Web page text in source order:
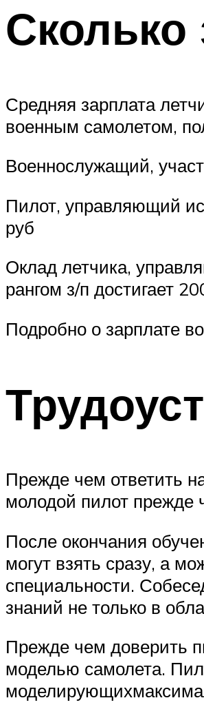
Средняя зарплата
военным самолетом,
Военнослужащий,
Пилот, управляющий
руб
Оклад летчика,
рангом з/п достигает
Подробно о зарплате
Прежде чем ответить
молодой пилот прежде
После окончания
могут взять сразу, а
специальности.
знаний не только в
Прежде чем доверить
моделью самолета.